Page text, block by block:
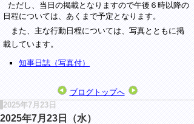
ただし、当日の掲載となりますので午後６時以降の
日程については、あくまで予定となります。
また、主な行動日程については、写真とともに掲
載しています。
知事日誌（写真付）
ブログトップへ
2025年7月23日
2025年7月23日（水）